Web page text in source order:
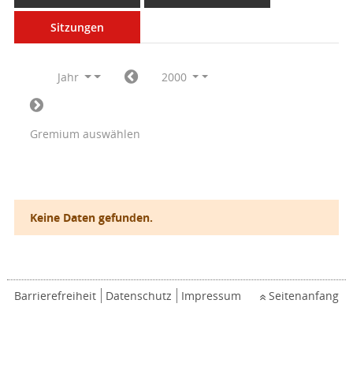
Sitzungen
Jahr 2000
Gremium auswählen
Keine Daten gefunden.
Barrierefreiheit Datenschutz Impressum Seitenanfang